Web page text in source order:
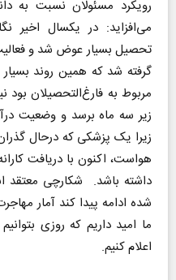
رویکرد مسئولان نسبت به
می‌افزاید: در یکسال اخیر
تحصیل بسیار عوض شد و
گرفته شد که همین روند
مربوط به فارغ‌التحصیلان بود
زیر سه ماه برسد و وضعیت
زیرا یک پزشکی که درحال
داشته باشد. شکارچی معتقد
شده ادامه پیدا کند آمار
ما امید داریم که روزی
اعلام کنیم.